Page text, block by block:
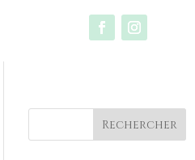
Rechercher